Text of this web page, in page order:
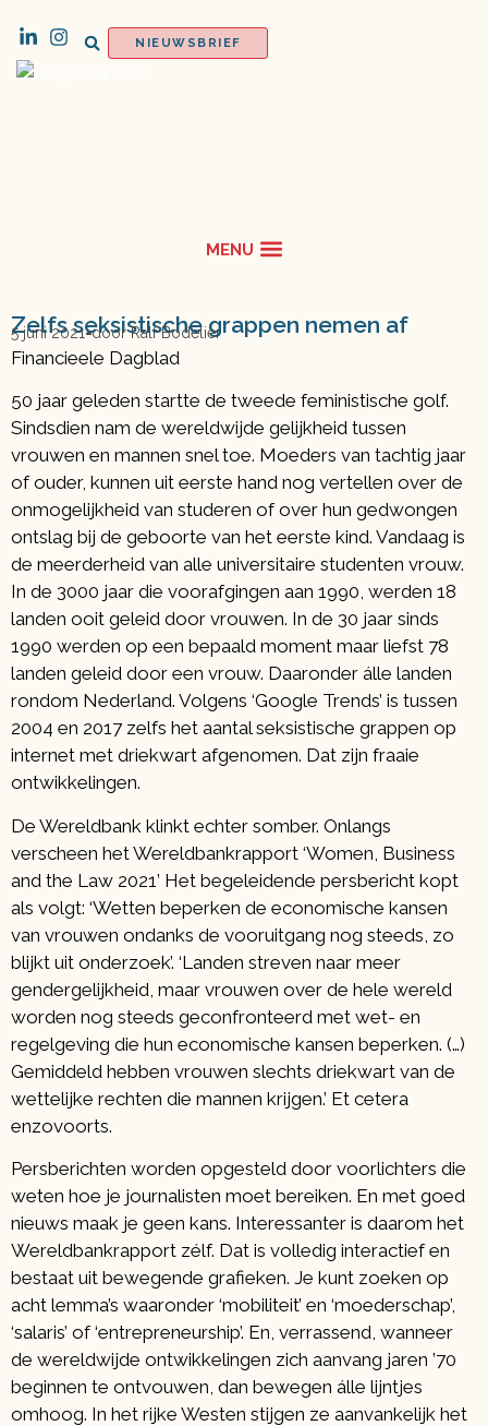
NIEUWSBRIEF
Zelfs seksistische grappen nemen af
5 juni 2021 doorRalf Bodelier
Financieele Dagblad
50 jaar geleden startte de tweede feministische golf.
Sindsdien nam de wereldwijde gelijkheid tussen
vrouwen en mannen snel toe. Moeders van tachtig jaar
of ouder, kunnen uit eerste hand nog vertellen over de
onmogelijkheid van studeren of over hun gedwongen
ontslag bij de geboorte van het eerste kind. Vandaag is
de meerderheid van alle universitaire studenten vrouw.
In de 3000 jaar die voorafgingen aan 1990, werden 18
landen ooit geleid door vrouwen. In de 30 jaar sinds
1990 werden op een bepaald moment maar liefst 78
landen geleid door een vrouw. Daaronder álle landen
rondom Nederland. Volgens ‘Google Trends’ is tussen
2004 en 2017 zelfs het aantal seksistische grappen op
internet met driekwart afgenomen. Dat zijn fraaie
ontwikkelingen.
De Wereldbank klinkt echter somber. Onlangs
verscheen het Wereldbankrapport ‘Women, Business
and the Law 2021’ Het begeleidende persbericht kopt
als volgt: ‘Wetten beperken de economische kansen
van vrouwen ondanks de vooruitgang nog steeds, zo
blijkt uit onderzoek’. ‘Landen streven naar meer
gendergelijkheid, maar vrouwen over de hele wereld
worden nog steeds geconfronteerd met wet- en
regelgeving die hun economische kansen beperken. (…)
Gemiddeld hebben vrouwen slechts driekwart van de
wettelijke rechten die mannen krijgen.’ Et cetera
enzovoorts.
Persberichten worden opgesteld door voorlichters die
weten hoe je journalisten moet bereiken. En met goed
nieuws maak je geen kans. Interessanter is daarom het
Wereldbankrapport zélf. Dat is volledig interactief en
bestaat uit bewegende grafieken. Je kunt zoeken op
acht lemma’s waaronder ‘mobiliteit’ en ‘moederschap’,
‘salaris’ of ‘entrepreneurship’. En, verrassend, wanneer
de wereldwijde ontwikkelingen zich aanvang jaren ’70
beginnen te ontvouwen, dan bewegen álle lijntjes
omhoog. In het rijke Westen stijgen ze aanvankelijk het